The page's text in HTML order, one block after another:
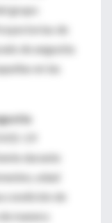
grupo
de
de angustia
en las
19
durante
edad
condición de
manera